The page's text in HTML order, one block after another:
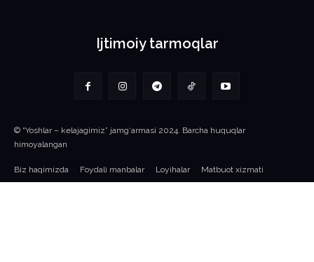
Ijtimoiy tarmoqlar
© “Yoshlar – kelajagimiz” jamg‘armasi 2024. Barcha huquqlar
himoyalangan
Biz haqimizda Foydali manbalar Loyihalar Matbuot xizmati